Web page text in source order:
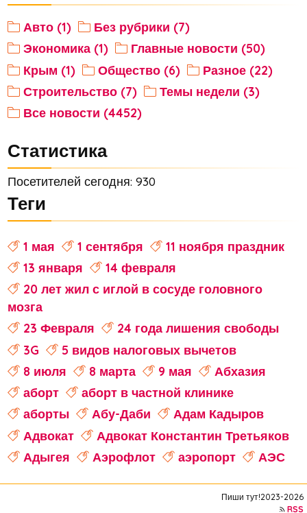
Авто (1)
Без рубрики (7)
Экономика (1)
Главные новости (50)
Крым (1)
Общество (6)
Разное (22)
Строительство (7)
Темы недели (3)
Все новости (4452)
Статистика
Посетителей сегодня: 930
Теги
1 мая 1 сентября
11 ноября праздник
13 января
14 февраля
20 лет жил с иглой в сосуде головного
мозга
23 Февраля
24 года лишения свободы
3G
5 видов налоговых вычетов
8 июля
8 марта 9 мая
Абхазия
аборт
аборт в частной клинике
аборты
Абу-Даби
Адам Кадыров
Адвокат
Адвокат Константин Третьяков
Адыгея
Аэрофлот аэропорт
АЭС
Пиши тут!2023-2026
RSS